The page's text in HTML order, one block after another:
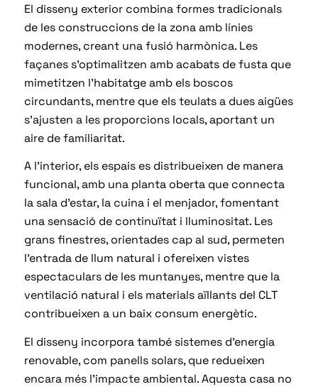
El disseny exterior combina formes tradicionals
de les construccions de la zona amb línies
modernes, creant una fusió harmònica. Les
façanes s’optimalitzen amb acabats de fusta que
mimetitzen l’habitatge amb els boscos
circundants, mentre que els teulats a dues aigües
s’ajusten a les proporcions locals, aportant un
aire de familiaritat.
A l’interior, els espais es distribueixen de manera
funcional, amb una planta oberta que connecta
la sala d’estar, la cuina i el menjador, fomentant
una sensació de continuïtat i lluminositat. Les
grans finestres, orientades cap al sud, permeten
l’entrada de llum natural i ofereixen vistes
espectaculars de les muntanyes, mentre que la
ventilació natural i els materials aïllants del CLT
contribueixen a un baix consum energètic.
El disseny incorpora també sistemes d’energia
renovable, com panells solars, que redueixen
encara més l’impacte ambiental. Aquesta casa no